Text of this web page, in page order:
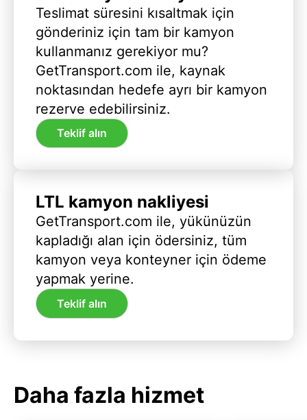
Teslimat süresini kısaltmak için
gönderiniz için tam bir kamyon
kullanmanız gerekiyor mu?
GetTransport.com ile, kaynak
noktasından hedefe ayrı bir kamyon
rezerve edebilirsiniz.
Teklif alın
LTL kamyon nakliyesi
GetTransport.com ile, yükünüzün
kapladığı alan için ödersiniz, tüm
kamyon veya konteyner için ödeme
yapmak yerine.
Teklif alın
Daha fazla hizmet